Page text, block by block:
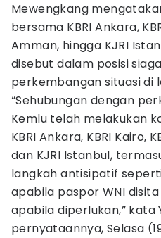
Mewengkang
bersama KBRI Ankara,
Amman, hingga KJRI
disebut dalam posisi
perkembangan situasi di
“Sehubungan dengan
Kemlu telah melakukan
KBRI Ankara, KBRI Kairo,
dan KJRI Istanbul,
langkah antisipatif
apabila paspor WNI
apabila diperlukan,” kata
pernyataannya, Selasa